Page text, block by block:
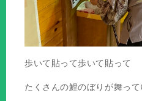
歩いて貼って歩いて貼って
たくさんの鯉のぼりが舞って